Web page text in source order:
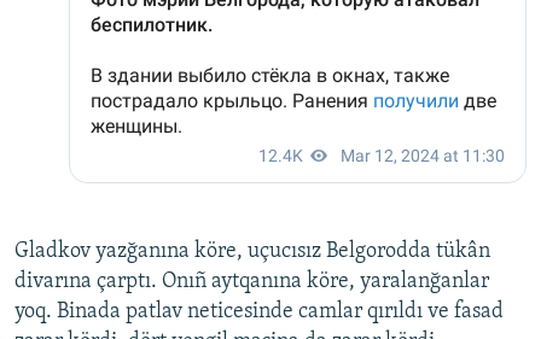
Gladkov yazğanına köre, uçucısız Belgorodda tükân
divarına çarptı. Onıñ aytqanına köre, yaralanğanlar
yoq. Binada patlav neticesinde camlar qırıldı ve fasad